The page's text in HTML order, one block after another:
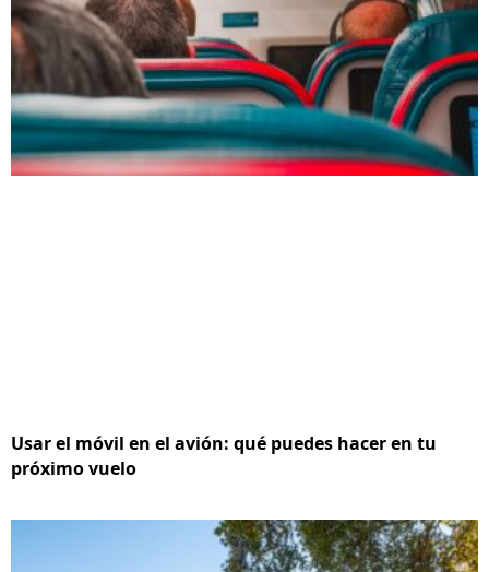
Usar el móvil en el avión: qué puedes hacer en tu
próximo vuelo